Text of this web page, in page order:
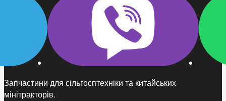
Запчастини для сільгосптехніки та китайських
мінітракторів.